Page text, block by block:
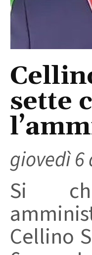
sette
giovedì 6
Si
Cellino